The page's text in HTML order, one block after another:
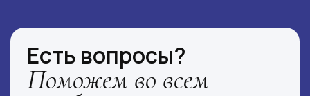
Есть вопросы?
Поможем во всем